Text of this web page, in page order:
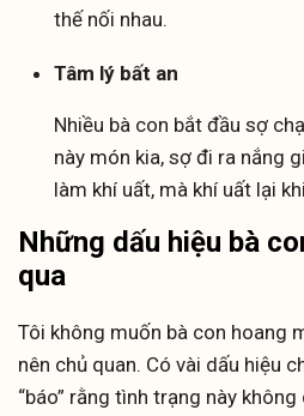
thế nối nhau.
Tâm lý bất an
Nhiều bà con bắt đầu sợ
này món kia, sợ đi ra nắng
làm khí uất, mà khí uất lại
Những dấu hiệu bà
qua
Tôi không muốn bà con hoang
nên chủ quan. Có vài dấu hiệu
“báo” rằng tình trạng này